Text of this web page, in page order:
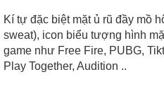
Kí tự đặc biệt mặt ủ rũ đầy mồ
sweat), icon biểu tượng hình
game như Free Fire, PUBG,
Play Together, Audition ..